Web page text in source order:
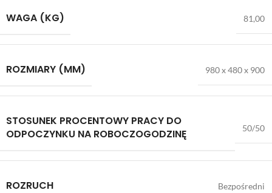
WAGA (KG) 81,00
ROZMIARY (MM) 980 x 480 x 900
STOSUNEK PROCENTOWY PRACY DO
ODPOCZYNKU NA ROBOCZOGODZINĘ
50/50
ROZRUCH Bezpośredni